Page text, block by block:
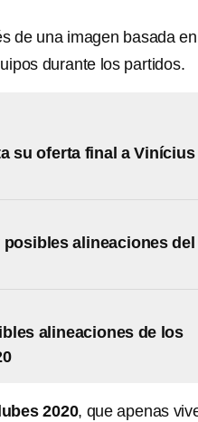
de una imagen basada
durante los partidos.
su oferta final a Vinícius
alineaciones del
alineaciones de los
2020, que apenas